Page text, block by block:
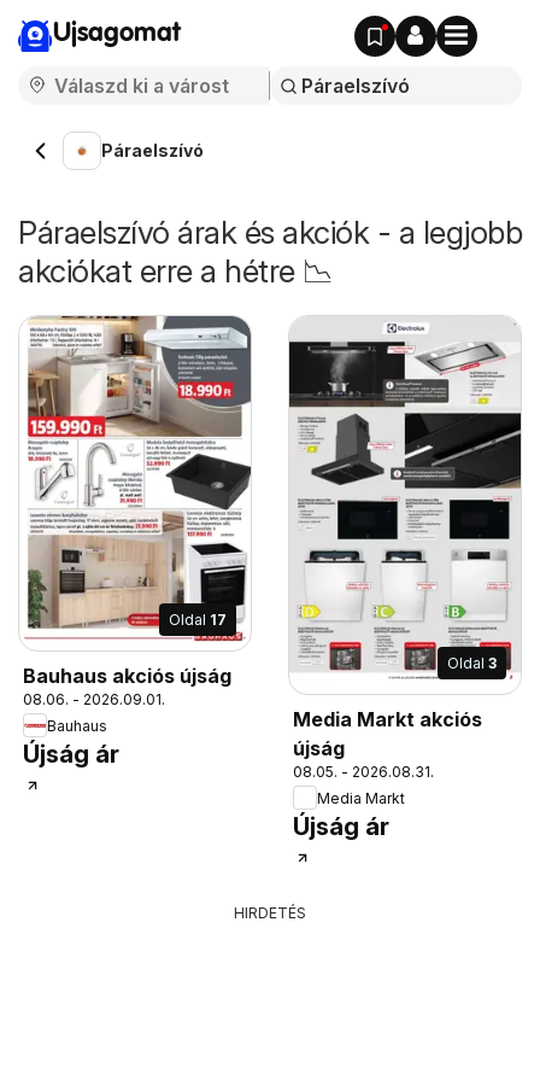
Ujsagomat
Páraelszívó
Páraelszívó árak és akciók - a legjobb
akciókat erre a hétre 📉
Oldal 17
Bauhaus akciós újság
08.06. - 2026.09.01.
Bauhaus
Újság ár
Oldal 3
Media Markt akciós
újság
08.05. - 2026.08.31.
Media Markt
Újság ár
HIRDETÉS